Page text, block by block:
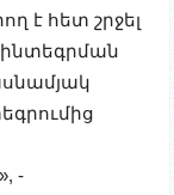
է հետ շրջել
ինտեգրման
-